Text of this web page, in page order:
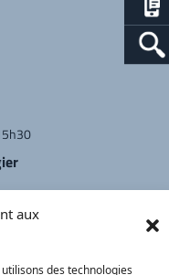
aux
des technologies
Recherche